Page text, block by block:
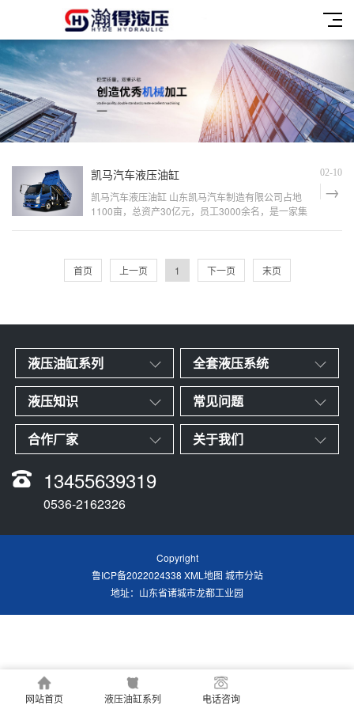
凯马汽车液压油缸 02-10
凯马汽车液压油缸 山东凯马汽车制造有限公司占地
1100亩，总资产30亿元，员工3000余名，是一家集
用车、新能源汽车六大系列，经国家工业和信息化
首页 上一页 1 下一页 末页
液压油缸系列 全套液压系统
液压知识 常见问题
合作厂家 关于我们
13455639319
0536-2162326
Copyright
鲁ICP备2022024338 XML地图 城市分站
地址：山东省诸城市龙都工业园
网站首页 液压油缸系列 电话咨询